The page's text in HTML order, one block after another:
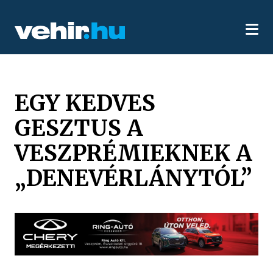
EGY KEDVES
GESZTUS A
VESZPRÉMIEKNEK A
„DENEVÉRLÁNYTÓL”